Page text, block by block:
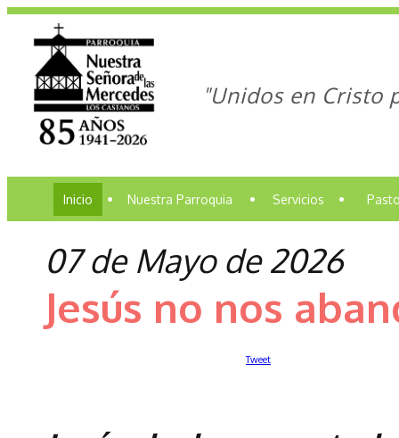
"Unidos en Cristo
Inicio • Nuestra Parroquia • Servicios •
07 de Mayo de 2026
Jesús no nos
Tweet